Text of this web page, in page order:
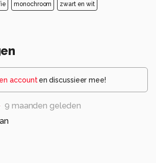
monochroom zwart en wit
account en discussieer mee!
9 maanden geleden